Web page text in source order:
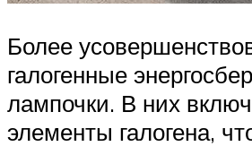
Более
галогенные
лампочки. В них
элементы галогена,